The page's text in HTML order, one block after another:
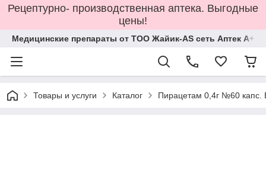
Рецептурно- производственная аптека. Выгодные
цены!
Медицинские препараты от ТОО Жайик-AS сеть Аптек А+
Товары и услуги Каталог Пирацетам 0,4г №60 капс.